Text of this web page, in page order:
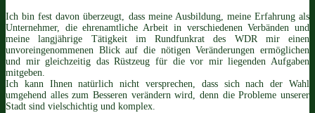
Ich bin fest davon überzeugt, dass meine Ausbildung, meine Erfahrung als
Unternehmer, die ehrenamtliche Arbeit in verschiedenen Verbänden und
meine langjährige Tätigkeit im Rundfunkrat des WDR mir einen
unvoreingenommenen Blick auf die nötigen Veränderungen ermöglichen
und mir gleichzeitig das Rüstzeug für die vor mir liegenden Aufgaben
mitgeben.
Ich kann Ihnen natürlich nicht versprechen, dass sich nach der Wahl
umgehend alles zum Besseren verändern wird, denn die Probleme unserer
Stadt sind vielschichtig und komplex.